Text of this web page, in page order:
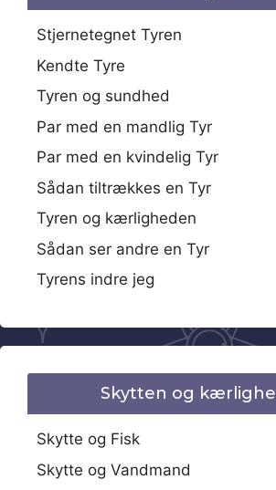
Stjernetegnet Tyren
Kendte Tyre
Tyren og sundhed
Par med en mandlig Tyr
Par med en kvindelig Tyr
Sådan tiltrækkes en Tyr
Tyren og kærligheden
Sådan ser andre en Tyr
Tyrens indre jeg
Skytten og
Skytte og Fisk
Skytte og Vandmand